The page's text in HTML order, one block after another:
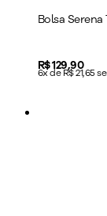
Bolsa
Price:
R$ 129,90
6x de R$ 21,65